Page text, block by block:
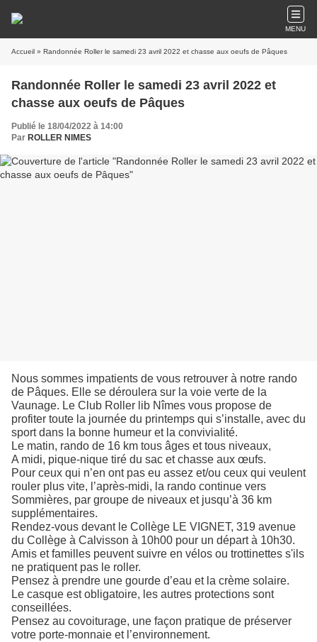
MENU
Accueil » Randonnée Roller le samedi 23 avril 2022 et chasse aux oeufs de Pâques
Randonnée Roller le samedi 23 avril 2022 et
chasse aux oeufs de Pâques
Publié le 18/04/2022 à 14:00
Par ROLLER NIMES
Nous sommes impatients de vous retrouver à notre rando
de Pâques. Elle se déroulera sur la voie verte de la
Vaunage. Le Club Roller lib Nîmes vous propose de
profiter toute la journée du printemps qui s’installe, avec du
sport dans la bonne humeur et la convivialité.
Le matin, rando de 16 km tous âges et tous niveaux,
A midi, pique-nique tiré du sac et chasse aux œufs.
Pour ceux qui n’en ont pas eu assez et/ou ceux qui veulent
rouler plus vite, l’après-midi, la rando continue vers
Sommières, par groupe de niveaux et jusqu’à 36 km
supplémentaires.
Rendez-vous devant le Collège LE VIGNET, 319 avenue
du Collège à Calvisson à 10h00 pour un départ à 10h30.
Amis et familles peuvent suivre en vélos ou trottinettes s'ils
ne pratiquent pas le roller.
Pensez à prendre une gourde d’eau et la crème solaire.
Le casque est obligatoire, les autres protections sont
conseillées.
Pensez au covoiturage, une façon pratique de préserver
votre porte-monnaie et l’environnement.